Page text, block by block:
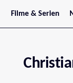
Filme & Serien
Trailer
Serienarchiv